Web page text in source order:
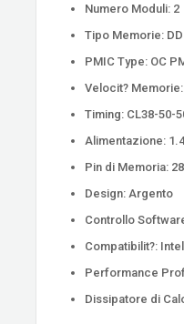
Numero Moduli: 2
Tipo Memorie:
PMIC Type: OC
Velocit?
Timing: CL38-50-
Alimentazione:
Pin di Memoria:
Design: Argento
Controllo
Compatibilit?: Intel
Performance
Dissipatore di